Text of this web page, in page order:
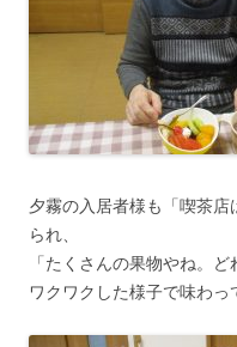
夕霧の入居者様も「喫茶
られ、
「たくさんの果物やね。
ワクワクした様子で味わっ